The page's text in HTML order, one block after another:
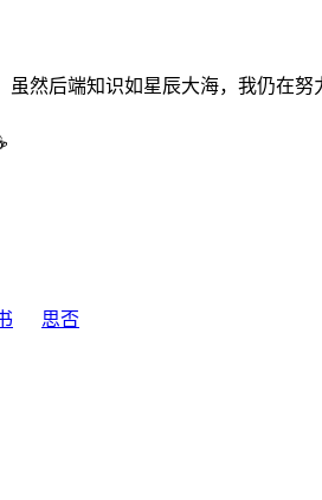
然后端知识如星辰大海，我仍在努
思否